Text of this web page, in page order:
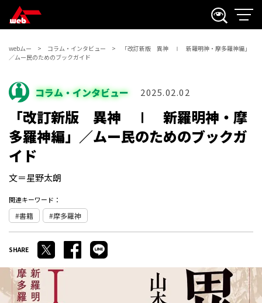
webムー コラム・インタビュー
「改訂新版 異神 Ⅰ 新羅明神・摩多羅神編」
／ムー民のためのブックガイド
コラム・インタビュー 2025.02.02
「改訂新版 異神 Ⅰ 新羅明神・摩
多羅神編」／ムー民のためのブックガ
イド
文＝星野太朗
関連キーワード：
書籍 摩多羅神